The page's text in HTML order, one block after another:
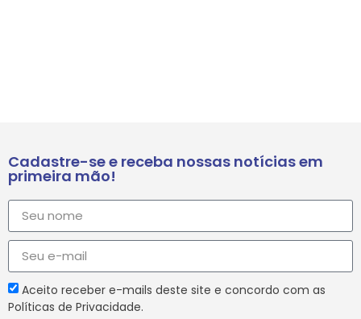
Cadastre-se e receba nossas notícias em
primeira mão!
Aceito receber e-mails deste site e concordo com as
Políticas de Privacidade.